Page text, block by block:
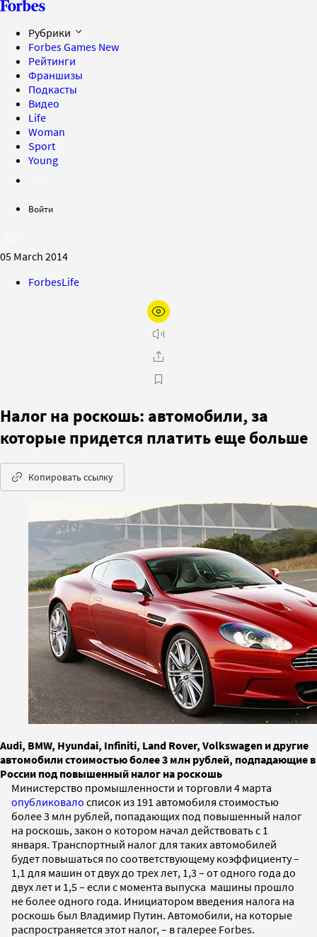
Рубрики
Forbes Games New
Рейтинги
Франшизы
Подкасты
Видео
Life
Woman
Sport
Young
Войти
05 March 2014
ForbesLife
Налог на роскошь: автомобили, за
которые придется платить еще больше
Копировать ссылку
Audi, BMW, Hyundai, Infiniti, Land Rover, Volkswagen и другие
автомобили стоимостью более 3 млн рублей, подпадающие в
России под повышенный налог на роскошь
Министерство промышленности и торговли 4 марта
опубликовало список из 191 автомобиля стоимостью
более 3 млн рублей, попадающих под повышенный налог
на роскошь, закон о котором начал действовать с 1
января. Транспортный налог для таких автомобилей
будет повышаться по соответствующему коэффициенту –
1,1 для машин от двух до трех лет, 1,3 – от одного года до
двух лет и 1,5 – если с момента выпуска машины прошло
не более одного года. Инициатором введения налога на
роскошь был Владимир Путин. Автомобили, на которые
распространяется этот налог, – в галерее Forbes.